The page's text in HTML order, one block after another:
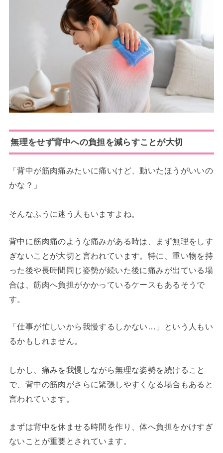
無理をせず背中への負担を減らすことが大切
「背中が筋肉痛みたいに痛いけど、動いたほうがいいの
かな？」
そんなふうに迷う人もいますよね。
背中に筋肉痛のような痛みがある時は、まず無理をしす
ぎないことが大切と言われています。特に、重い物を持
った後や長時間同じ姿勢が続いた後に痛みが出ている場
合は、筋肉へ負担がかかっているケースもあるそうで
す。
「仕事が忙しいから我慢するしかない…」という人もい
るかもしれません。
しかし、痛みを我慢しながら無理な姿勢を続けること
で、背中の筋肉がさらに緊張しやすくなる場合もあると
言われています。
まずは背中を休ませる時間を作り、体へ負担をかけすぎ
ないことが重要とされています。